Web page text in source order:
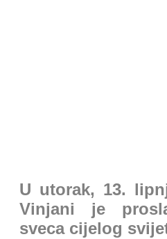
U utorak, 13.
Vinjani je
sveca cijelog